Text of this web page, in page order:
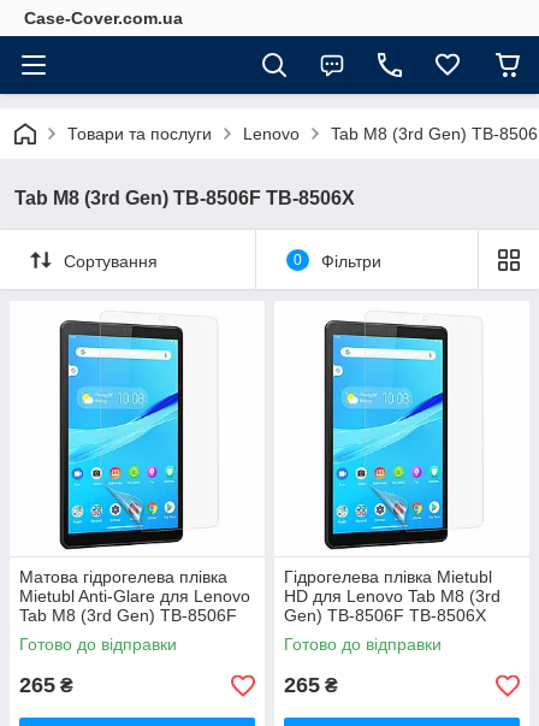
Case-Cover.com.ua
Товари та послуги Lenovo Tab M8 (3rd Gen) TB-
Tab M8 (3rd Gen) TB-8506F TB-8506X
Сортування 0 Фільтри
Матова гідрогелева плівка
Mietubl Anti-Glare для Lenovo
Tab M8 (3rd Gen) TB-8506F
TB-8506X
Готово до відправки
265 ₴
Гідрогелева плівка Mietubl
HD для Lenovo Tab M8 (3rd
Gen) TB-8506F TB-8506X
Готово до відправки
265 ₴